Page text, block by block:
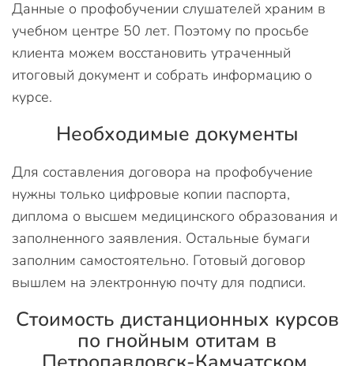
Данные о профобучении слушателей храним в
учебном центре 50 лет. Поэтому по просьбе
клиента можем восстановить утраченный
итоговый документ и собрать информацию о
курсе.
Необходимые документы
Для составления договора на профобучение
нужны только цифровые копии паспорта,
диплома о высшем медицинского образования и
заполненного заявления. Остальные бумаги
заполним самостоятельно. Готовый договор
вышлем на электронную почту для подписи.
Стоимость дистанционных курсов
по гнойным отитам в